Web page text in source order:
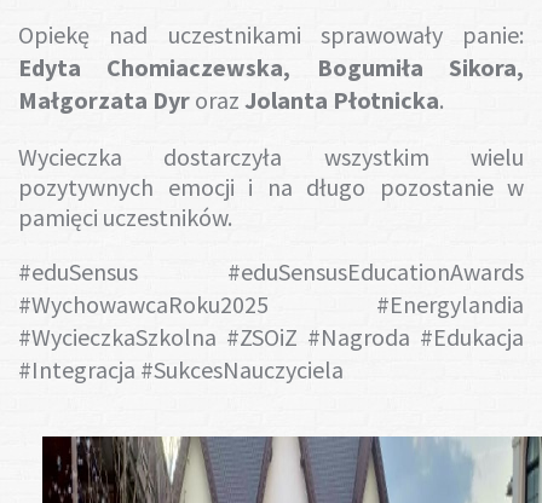
Opiekę nad uczestnikami sprawowały panie:
Edyta Chomiaczewska, Bogumiła Sikora,
Małgorzata Dyr oraz Jolanta Płotnicka.
Wycieczka dostarczyła wszystkim wielu
pozytywnych emocji i na długo pozostanie w
pamięci uczestników.
#eduSensus #eduSensusEducationAwards
#WychowawcaRoku2025 #Energylandia
#WycieczkaSzkolna #ZSOiZ #Nagroda #Edukacja
#Integracja #SukcesNauczyciela